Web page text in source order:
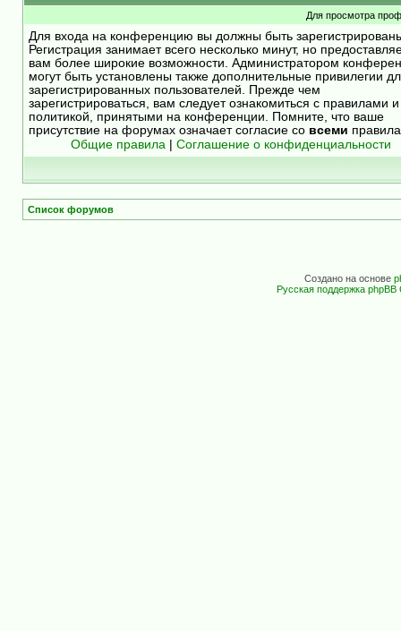
Для просмотра
Для входа на конференцию вы должны быть
Регистрация занимает всего несколько минут, но
вам более широкие возможности. Администратором
могут быть установлены также дополнительные привилегии
зарегистрированных пользователей. Прежде чем
зарегистрироваться, вам следует ознакомиться с правилами и
политикой, принятыми на конференции. Помните, что ваше
присутствие на форумах означает согласие со всеми
Общие правила
Соглашение о конфиденциальности
Список форумов
Создано на основе
Русская поддержка phpBB